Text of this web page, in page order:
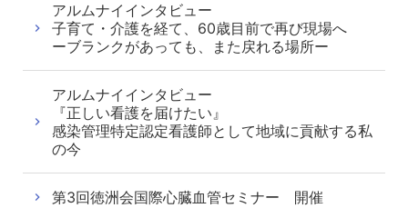
アルムナイインタビュー
子育て・介護を経て、60歳目前で再び現場へ
ーブランクがあっても、また戻れる場所ー
アルムナイインタビュー
『正しい看護を届けたい』
感染管理特定認定看護師として地域に貢献する私
の今
第3回徳洲会国際心臓血管セミナー 開催